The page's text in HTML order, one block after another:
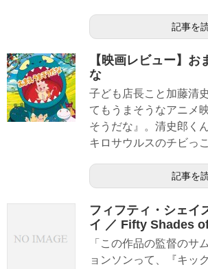
記事を
【映画レビュー】お
な
子ども店長こと加藤清
てもうまそうなアニメ
そうだな』。清史郎く
キロサウルスのチビっ
記事を
フィフティ・シェイ
イ ／ Fifty Shades
「この作品の監督のサ
ョンソンって、『キッ